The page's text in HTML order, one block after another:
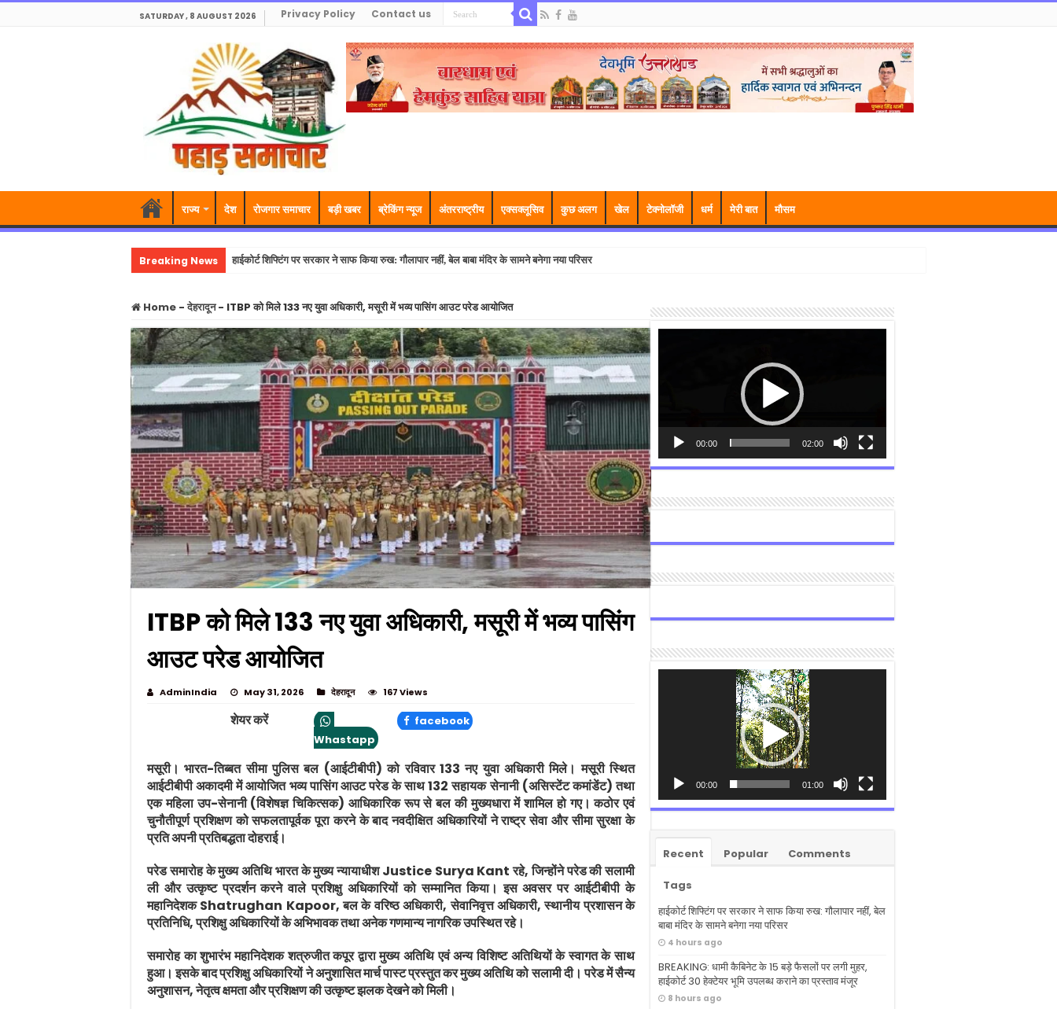
SATURDAY , 8 AUGUST 2026 Privacy Policy Contact us
राज्य देश रोजगार समाचार बड़ी खबर ब्रेकिंग न्यूज अंतरराष्ट्रीय एक्सक्लूसिव कुछ अलग खेल टेक्नोलॉजी धर्म मेरी बात मौसम
Breaking News हाईकोर्ट शिफ्टिंग पर सरकार ने साफ किया रुख: गौलापार नहीं, बेल बाबा मंदिर के सामने बनेगा नया परिसर
Home - देहरादून - ITBP को मिले 133 नए युवा अधिकारी, मसूरी में भव्य पासिंग आउट परेड आयोजित
ITBP को मिले 133 नए युवा अधिकारी, मसूरी में भव्य पासिंग
आउट परेड आयोजित
AdminIndia May 31, 2026 देहरादून 167 Views
शेयर करें
Whastapp
facebook
मसूरी। भारत-तिब्बत सीमा पुलिस बल (आईटीबीपी) को रविवार 133 नए युवा अधिकारी मिले। मसूरी स्थित
आईटीबीपी अकादमी में आयोजित भव्य पासिंग आउट परेड के साथ 132 सहायक सेनानी (असिस्टेंट कमांडेंट) तथा
एक महिला उप-सेनानी (विशेषज्ञ चिकित्सक) आधिकारिक रूप से बल की मुख्यधारा में शामिल हो गए। कठोर एवं
चुनौतीपूर्ण प्रशिक्षण को सफलतापूर्वक पूरा करने के बाद नवदीक्षित अधिकारियों ने राष्ट्र सेवा और सीमा सुरक्षा के
प्रति अपनी प्रतिबद्धता दोहराई।
परेड समारोह के मुख्य अतिथि भारत के मुख्य न्यायाधीश Justice Surya Kant रहे, जिन्होंने परेड की सलामी
ली और उत्कृष्ट प्रदर्शन करने वाले प्रशिक्षु अधिकारियों को सम्मानित किया। इस अवसर पर आईटीबीपी के
महानिदेशक Shatrughan Kapoor, बल के वरिष्ठ अधिकारी, सेवानिवृत्त अधिकारी, स्थानीय प्रशासन के
प्रतिनिधि, प्रशिक्षु अधिकारियों के अभिभावक तथा अनेक गणमान्य नागरिक उपस्थित रहे।
समारोह का शुभारंभ महानिदेशक शत्रुजीत कपूर द्वारा मुख्य अतिथि एवं अन्य विशिष्ट अतिथियों के स्वागत के साथ
हुआ। इसके बाद प्रशिक्षु अधिकारियों ने अनुशासित मार्च पास्ट प्रस्तुत कर मुख्य अतिथि को सलामी दी। परेड में सैन्य
अनुशासन, नेतृत्व क्षमता और प्रशिक्षण की उत्कृष्ट झलक देखने को मिली।
00:00 02:00
00:00 01:00
Recent Popular Comments
Tags
हाईकोर्ट शिफ्टिंग पर सरकार ने साफ किया रुख: गौलापार नहीं, बेल
बाबा मंदिर के सामने बनेगा नया परिसर
4 hours ago
BREAKING: धामी कैबिनेट के 15 बड़े फैसलों पर लगी मुहर,
हाईकोर्ट 30 हेक्टेयर भूमि उपलब्ध कराने का प्रस्ताव मंजूर
8 hours ago